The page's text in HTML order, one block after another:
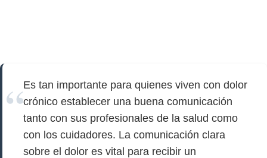
Es tan importante para quienes viven con dolor
crónico establecer una buena comunicación
tanto con sus profesionales de la salud como
con los cuidadores. La comunicación clara
sobre el dolor es vital para recibir un